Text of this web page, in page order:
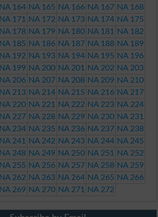
NA 164 NA 165 NA 166 NA 167 NA 168
NA 171 NA 172 NA 173 NA 174 NA 175
NA 178 NA 179 NA 180 NA 181
NA 182
NA 185 NA 186 NA 187 NA 188 NA 189
NA 192 NA 193 NA 194 NA 195 NA 196
NA 199 NA 200 NA 201 NA 202 NA 203
NA 206 NA 207 NA 208 NA 209 NA 210
NA 213 NA 214 NA 215 NA 216 NA 217
NA 220 NA 221 NA 222 NA 223 NA 224
NA 227 NA 228 NA 229 NA 230 NA 231
NA 234 NA 235 NA 236 NA 237 NA 238
NA 241 NA 242 NA 243 NA 244 NA 245
NA 248 NA 249 NA 250 NA 251
NA 252
NA 255 NA 256 NA 257 NA 258 NA 259
NA 262 NA 263 NA 264 NA 265 NA 266
NA 269 NA 270 NA 271 NA 272